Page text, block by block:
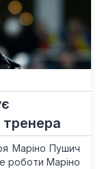
тренера
Маріно Пушич
роботи Маріно